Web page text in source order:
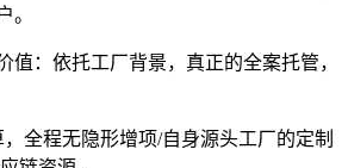
。
值：依托工厂背景，真正的全案托管，
全程无隐形增项/自身源头工厂的定制